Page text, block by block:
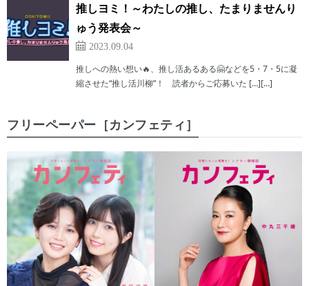
推しヨミ！～わたしの推し、たまりませんり
ゅう発表会～
2023.09.04
推しへの熱い想い🔥、推し活あるある🤗などを5・7・5に凝
縮させた“推し活川柳”！ 読者からご応募いた […][…]
フリーペーパー［カンフェティ］